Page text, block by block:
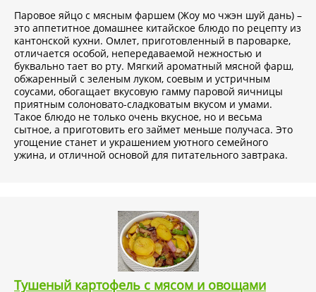
Паровое яйцо с мясным фаршем (Жоу мо чжэн шуй дань) –
это аппетитное домашнее китайское блюдо по рецепту из
кантонской кухни. Омлет, приготовленный в пароварке,
отличается особой, непередаваемой нежностью и
буквально тает во рту. Мягкий ароматный мясной фарш,
обжаренный с зеленым луком, соевым и устричным
соусами, обогащает вкусовую гамму паровой яичницы
приятным солоновато-сладковатым вкусом и умами.
Такое блюдо не только очень вкусное, но и весьма
сытное, а приготовить его займет меньше получаса. Это
угощение станет и украшением уютного семейного
ужина, и отличной основой для питательного завтрака.
Тушеный картофель с мясом и овощами